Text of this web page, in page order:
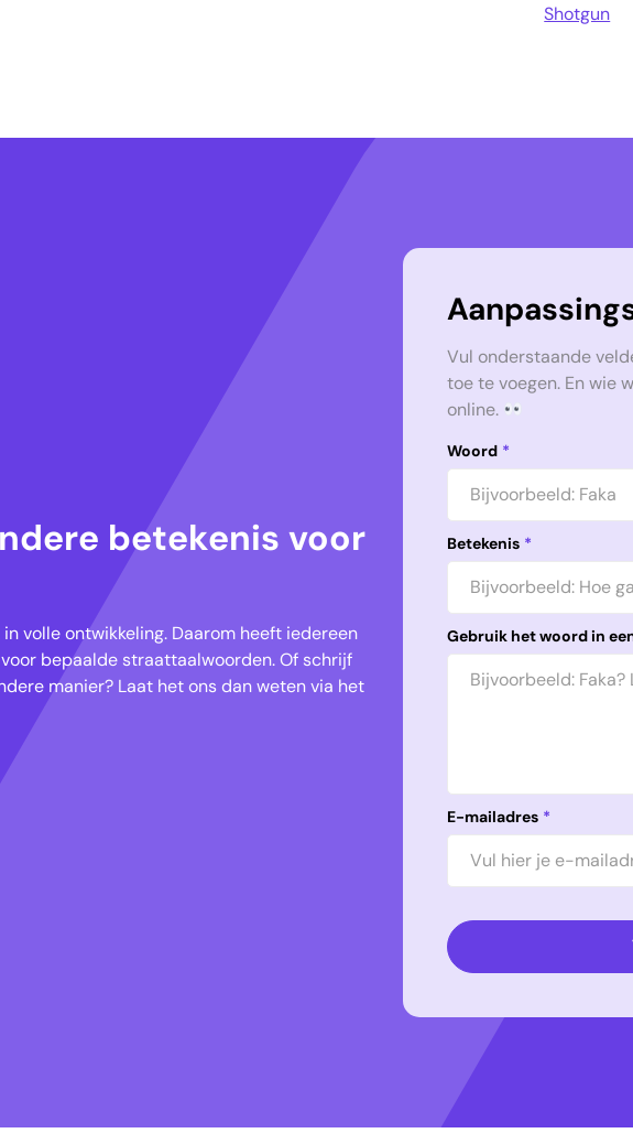
Shotgun
betekenis voor
volle ontwikkeling. Daarom heeft iedereen
bepaalde straattaalwoorden. Of schrijf
manier? Laat het ons dan weten via het
Vul onderstaande
toe te voegen. En wie
online.
Woord *
Betekenis *
Gebruik het woord in
E-mailadres *